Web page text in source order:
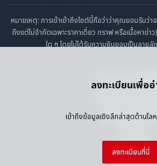
ลงทะเบียนเพื่อ
เข้าถึงข้อมูลเชิงลึกล่าสุดด้านโล
ลงทะเบียนที่นี่
หมายเหตุ: การเข้าเข้าถึงไซต์นี้ถือว่าว่าคุณยอมรับว่า
ถึงแต่ไม่จำกัดเฉพาะราคาเดี่ยว กราฟ หรือเนื้อหาข่
ใด ๆ โดยไม่ได้รับความยินยอมเป็นลา
คำแถลงการปฏิบั
นโยบายความเป็น
ปฏิทินราราวัน
งานกับเรา
แผนผังเว็บไซต์